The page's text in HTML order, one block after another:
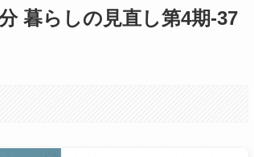
暮らしの見直し第4期-37